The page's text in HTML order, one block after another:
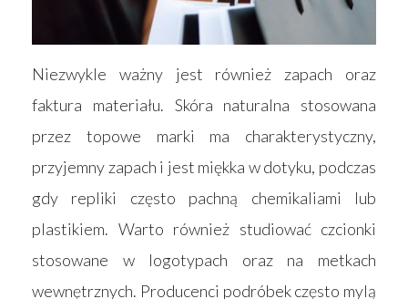
Niezwykle ważny jest również zapach oraz
faktura materiału. Skóra naturalna stosowana
przez topowe marki ma charakterystyczny,
przyjemny zapach i jest miękka w dotyku, podczas
gdy repliki często pachną chemikaliami lub
plastikiem. Warto również studiować czcionki
stosowane w logotypach oraz na metkach
wewnętrznych. Producenci podróbek często mylą